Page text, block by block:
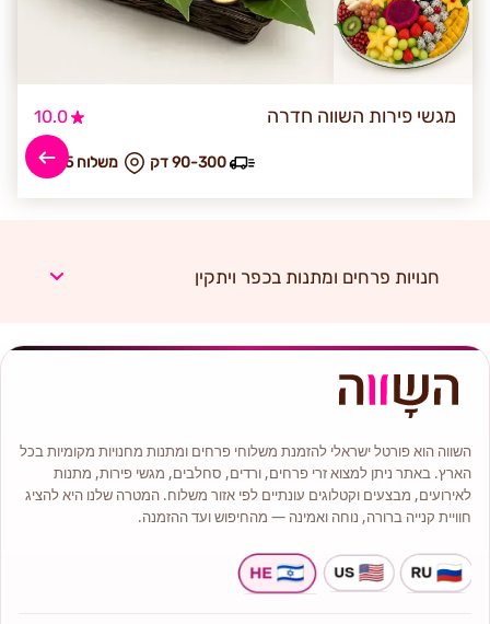
מגשי פירות השווה חדרה 10.0
₪ משלוח 55 90-300 דק
חנויות פרחים ומתנות בכפר ויתקין
השווה הוא פורטל ישראלי להזמנת משלוחי פרחים ומתנות מחנויות מקומיות בכל
הארץ. באתר ניתן למצוא זרי פרחים, ורדים, סחלבים, מגשי פירות, מתנות
לאירועים, מבצעים וקטלוגים עונתיים לפי אזור משלוח. המטרה שלנו היא להציג
חוויית קנייה ברורה, נוחה ואמינה — מהחיפוש ועד ההזמנה.